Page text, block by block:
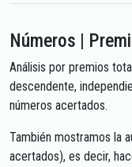
Números |
Análisis por premios
descendente,
números acertados.
También mostramos la
acertados), es decir,